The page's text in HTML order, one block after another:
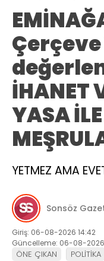
İHANET
YASA İLE
YETMEZ AMA
Sonsöz
Giriş: 06-08-2026 14:42
Güncelleme: 06-08-2026
ÖNE ÇIKAN POLİTİKA